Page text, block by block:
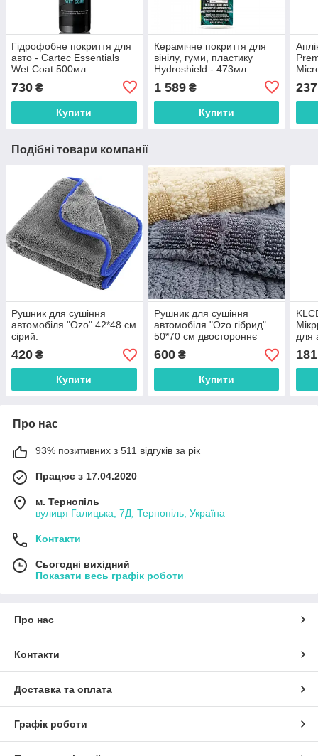
Гідрофобне покриття для
авто - Cartec Essentials
Wet Coat 500мл
730 ₴
Купити
Керамічне покриття для
вінілу, гуми, пластику
Hydroshield - 473мл.
1 589₴
Купити
237
Подібні товари компанії
Рушник для сушіння
автомобіля "Ozo" 42*48 cм
сірий.
420 ₴
Купити
Рушник для сушіння
автомобіля "Ozo гібрид"
50*70 cм двостороннє
600₴
Купити
для
181
Про нас
93% позитивних з 511 відгуків за рік
Працює з 17.04.2020
м. Тернопіль
вулиця Галицька, 7Д, Тернопіль, Україна
Контакти
Сьогодні вихідний
Показати весь графік роботи
Про нас
Контакти
Доставка та оплата
Графік роботи